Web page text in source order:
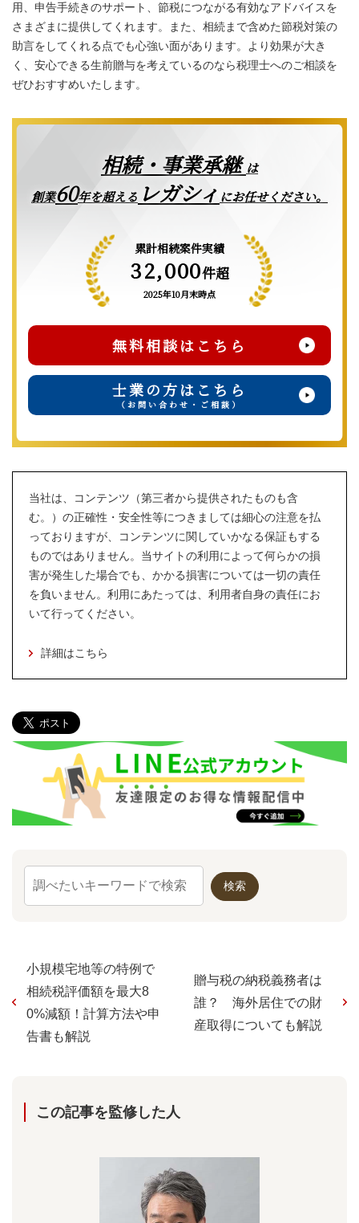
用、申告手続きのサポート、節税につながる有効なアドバイスを
さまざまに提供してくれます。また、相続まで含めた節税対策の
助言をしてくれる点でも心強い面があります。より効果が大き
く、安心できる生前贈与を考えているのなら税理士へのご相談を
ぜひおすすめいたします。
相続・事業承継は
創業60年を超える レガシィ にお任せください。
累計相続案件実績
32,000件超
2025年10月末時点
無料相談はこちら
士業の方はこちら
（お問い合わせ・ご相談）
当社は、コンテンツ（第三者から提供されたものも含
む。）の正確性・安全性等につきましては細心の注意を払
っておりますが、コンテンツに関していかなる保証もする
ものではありません。当サイトの利用によって何らかの損
害が発生した場合でも、かかる損害については一切の責任
を負いません。利用にあたっては、利用者自身の責任にお
いて行ってください。
詳細はこちら
小規模宅地等の特例で
相続税評価額を最大8
0%減額！計算方法や申
告書も解説
贈与税の納税義務者は
誰？ 海外居住での財
産取得についても解説
この記事を監修した⼈